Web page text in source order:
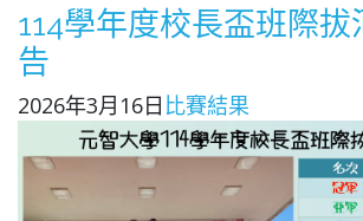
114學年度校長盃班際拔
告
2026年3月16日 比賽結果